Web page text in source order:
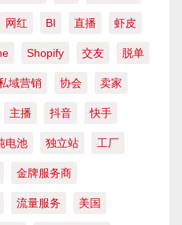
网红 BI 直播 虾皮
Shopify 交友 脱单
域营销 协会 卖家
主播 抖音 快手
电池 独立站 工厂
金牌服务商
流量服务 美国